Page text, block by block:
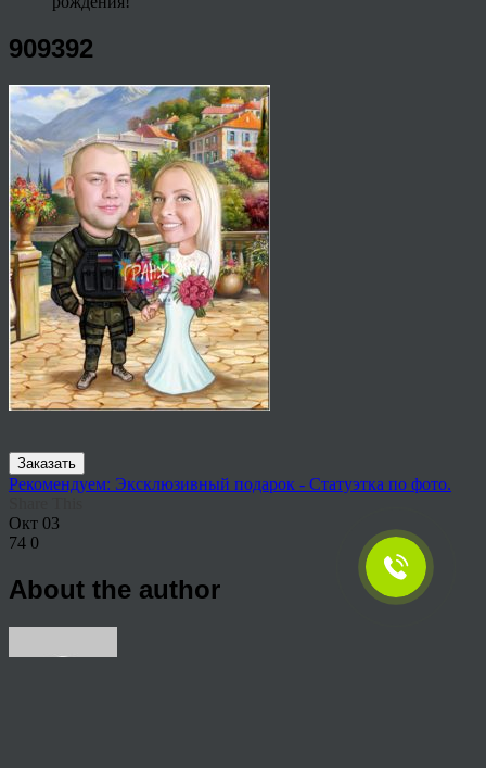
909392
Заказать
Рекомендуем: Эксклюзивный подарок - Статуэтка по фото.
Окт 03
74 0
About the author